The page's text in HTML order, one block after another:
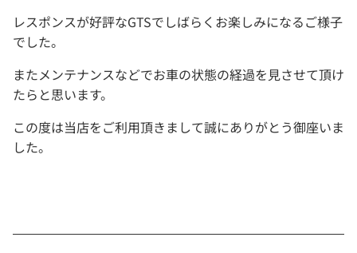
レスポンスが好評なGTSでしばらくお楽しみになるご様子
でした。
またメンテナンスなどでお車の状態の経過を見させて頂け
たらと思います。
この度は当店をご利用頂きまして誠にありがとう御座いま
した。